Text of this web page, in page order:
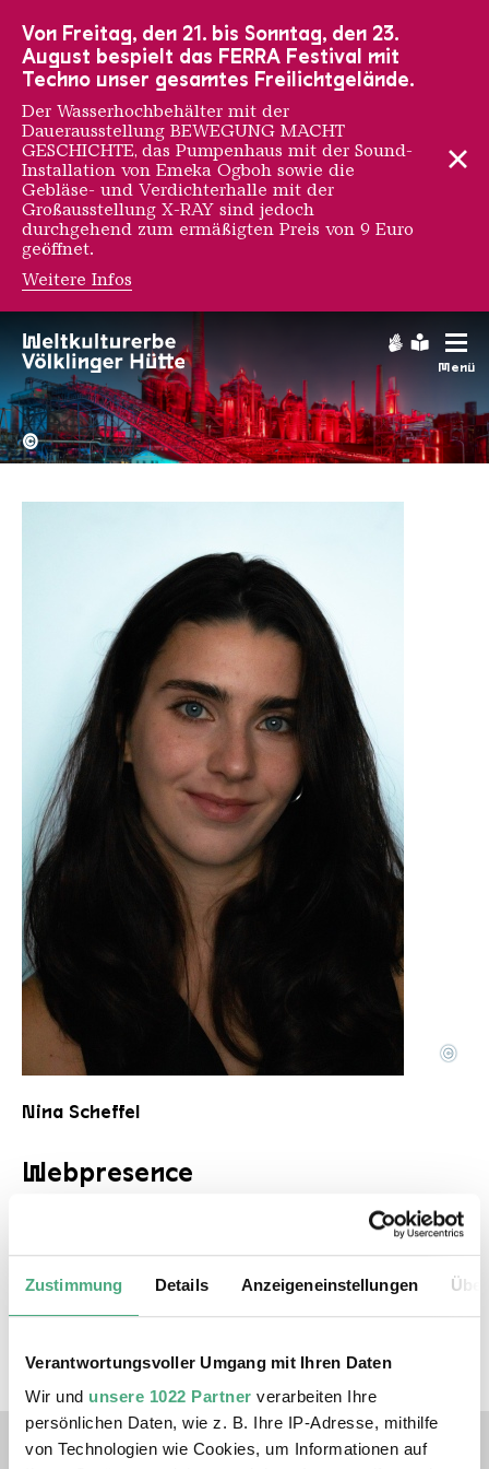
Zustimmung Details Anzeigeneinstellungen
Verantwortungsvoller Umgang mit Ihren Daten
Wir und unsere 1022 Partner verarbeiten Ihre
persönlichen Daten, wie z. B. Ihre IP-Adresse, mithilfe
von Technologien wie Cookies, um Informationen auf
Menü
Nina Scheffel
Hochofengruppe in Rot
Copyright:
©
Nina Scheffler
Copyright: Nina Scheffler
©
Nina Scheffel
Webpresence
Ausstellungen
FORGE - Video Mapping Festival
Verlinkungen zu unseren
Von Freitag, den 21. bis Sonntag, den 23.
August bespielt das FERRA Festival mit
Techno unser gesamtes Freilichtgelände.
Der Wasserhochbehälter mit der
Dauerausstellung BEWEGUNG MACHT
GESCHICHTE, das Pumpenhaus mit der Sound-
Installation von Emeka Ogboh sowie die
Gebläse- und Verdichterhalle mit der
Großausstellung X-RAY sind jedoch
durchgehend zum ermäßigten Preis von 9 Euro
geöffnet.
Weitere Infos